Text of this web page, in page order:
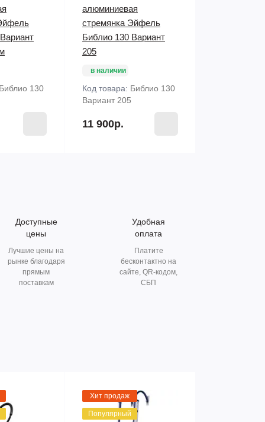
130
алюминиевая
стремянка Эйфель
Библио 130 Вариант
205
в наличии
Код товара: Библио 130
Вариант 205
11 900р.
Доступные
цены
Лучшие цены на
рынке благодаря
прямым
поставкам
Удобная
оплата
Платите
бесконтактно на
сайте, QR-кодом,
СБП
Хит продаж
Популярный